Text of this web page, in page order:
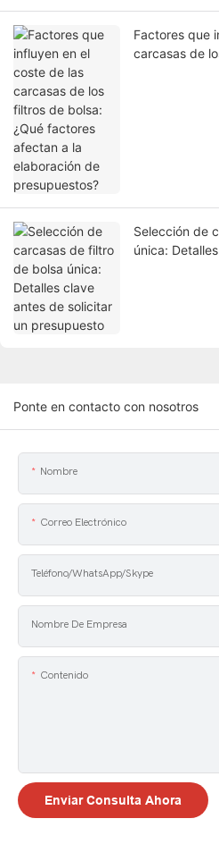
Factores que
carcasas de
Selección de
única:
Ponte en contacto con nosotros
Nombre
Correo Electrónico
Teléfono/WhatsApp/Skype
Nombre De Empresa
Contenido
Enviar Consulta Ahora